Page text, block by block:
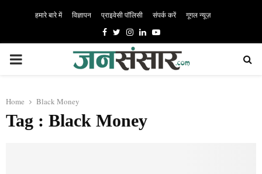
हमारे बारे में विज्ञापन प्राइवेसी पॉलिसी संपर्क करें गूगल न्यूज़
Facebook
TwitterInstagram
LinkedinYoutube
PRIMARY
Home Black Money
Tag : Black Money